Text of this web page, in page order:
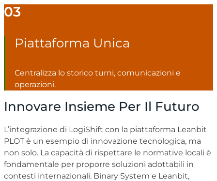
03
Piattaforma Unica
Centralizza lo storico turni, comunicazioni e
operazioni.
Innovare Insieme Per Il Futuro
L’integrazione di LogiShift con la piattaforma Leanbit
PLOT è un esempio di innovazione tecnologica, ma
non solo. La capacità di rispettare le normative locali è
fondamentale per proporre soluzioni adottabili in
contesti internazionali. Binary System e Leanbit,